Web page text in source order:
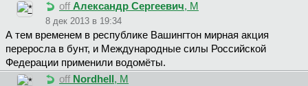
off Александр Сергеевич, М
8 дек 2013 в 19:34
А тем временем в республике Вашингтон мирная акция
переросла в бунт, и Международные силы Российской
Федерации применили водомёты.
off Nordhell , М